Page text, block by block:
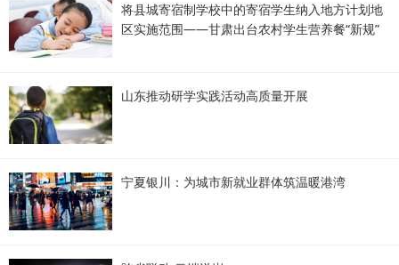
将县城寄宿制学校中的寄宿学生纳入地方计划地
区实施范围——甘肃出台农村学生营养餐“新规”
山东推动研学实践活动高质量开展
宁夏银川：为城市新就业群体筑温暖港湾